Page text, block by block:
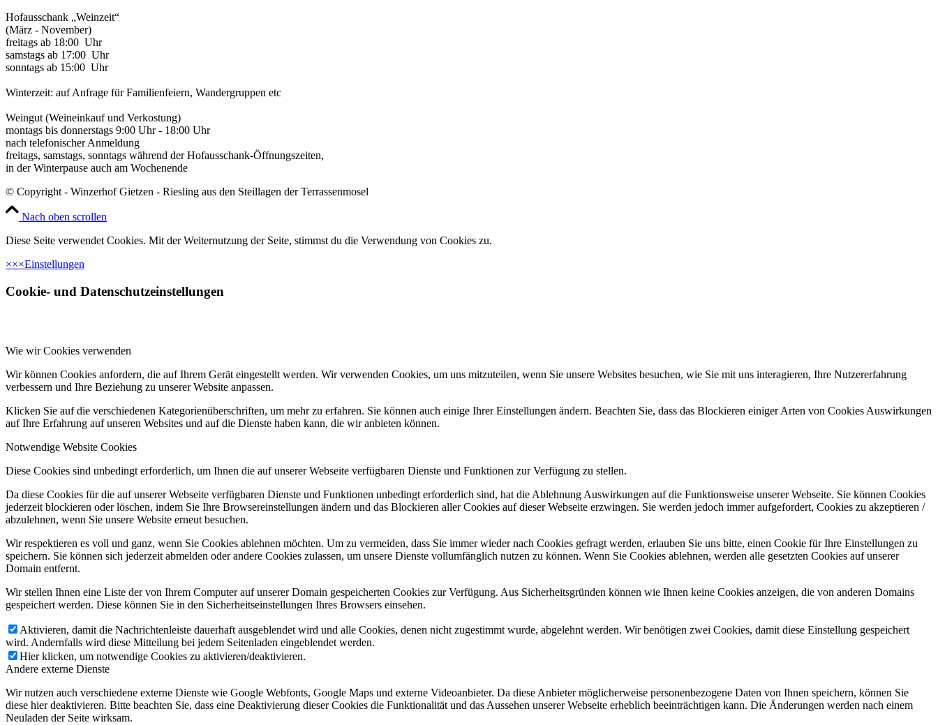
Hofausschank „Weinzeit“
(März - November)
freitags ab 18:00 Uhr
samstags ab 17:00 Uhr
sonntags ab 15:00 Uhr
Winterzeit: auf Anfrage für Familienfeiern, Wandergruppen etc
Weingut (Weineinkauf und Verkostung)
montags bis donnerstags 9:00 Uhr - 18:00 Uhr
nach telefonischer Anmeldung
freitags, samstags, sonntags während der Hofausschank-Öffnungszeiten,
in der Winterpause auch am Wochenende
© Copyright - Winzerhof Gietzen - Riesling aus den Steillagen der Terrassenmosel
Nach oben scrollen
Diese Seite verwendet Cookies. Mit der Weiternutzung der Seite, stimmst du die Verwendung von Cookies zu.
×××Einstellungen
Cookie- und Datenschutzeinstellungen
Wie wir Cookies verwenden
Wir können Cookies anfordern, die auf Ihrem Gerät eingestellt werden. Wir verwenden Cookies, um uns mitzuteilen, wenn Sie unsere Websites besuchen, wie Sie mit uns interagieren, Ihre Nutzererfahrung
verbessern und Ihre Beziehung zu unserer Website anpassen.
Klicken Sie auf die verschiedenen Kategorienüberschriften, um mehr zu erfahren. Sie können auch einige Ihrer Einstellungen ändern. Beachten Sie, dass das Blockieren einiger Arten von Cookies Auswirkungen
auf Ihre Erfahrung auf unseren Websites und auf die Dienste haben kann, die wir anbieten können.
Notwendige Website Cookies
Diese Cookies sind unbedingt erforderlich, um Ihnen die auf unserer Webseite verfügbaren Dienste und Funktionen zur Verfügung zu stellen.
Da diese Cookies für die auf unserer Webseite verfügbaren Dienste und Funktionen unbedingt erforderlich sind, hat die Ablehnung Auswirkungen auf die Funktionsweise unserer Webseite. Sie können Cookies
jederzeit blockieren oder löschen, indem Sie Ihre Browsereinstellungen ändern und das Blockieren aller Cookies auf dieser Webseite erzwingen. Sie werden jedoch immer aufgefordert, Cookies zu akzeptieren /
abzulehnen, wenn Sie unsere Website erneut besuchen.
Wir respektieren es voll und ganz, wenn Sie Cookies ablehnen möchten. Um zu vermeiden, dass Sie immer wieder nach Cookies gefragt werden, erlauben Sie uns bitte, einen Cookie für Ihre Einstellungen zu
speichern. Sie können sich jederzeit abmelden oder andere Cookies zulassen, um unsere Dienste vollumfänglich nutzen zu können. Wenn Sie Cookies ablehnen, werden alle gesetzten Cookies auf unserer
Domain entfernt.
Wir stellen Ihnen eine Liste der von Ihrem Computer auf unserer Domain gespeicherten Cookies zur Verfügung. Aus Sicherheitsgründen können wie Ihnen keine Cookies anzeigen, die von anderen Domains
gespeichert werden. Diese können Sie in den Sicherheitseinstellungen Ihres Browsers einsehen.
Aktivieren, damit die Nachrichtenleiste dauerhaft ausgeblendet wird und alle Cookies, denen nicht zugestimmt wurde, abgelehnt werden. Wir benötigen zwei Cookies, damit diese Einstellung gespeichert
wird. Andernfalls wird diese Mitteilung bei jedem Seitenladen eingeblendet werden.
Hier klicken, um notwendige Cookies zu aktivieren/deaktivieren.
Andere externe Dienste
Wir nutzen auch verschiedene externe Dienste wie Google Webfonts, Google Maps und externe Videoanbieter. Da diese Anbieter möglicherweise personenbezogene Daten von Ihnen speichern, können Sie
diese hier deaktivieren. Bitte beachten Sie, dass eine Deaktivierung dieser Cookies die Funktionalität und das Aussehen unserer Webseite erheblich beeinträchtigen kann. Die Änderungen werden nach einem
Neuladen der Seite wirksam.